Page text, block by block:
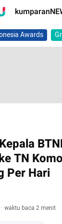
Awards
TN
Per Hari
· waktu baca 2 menit